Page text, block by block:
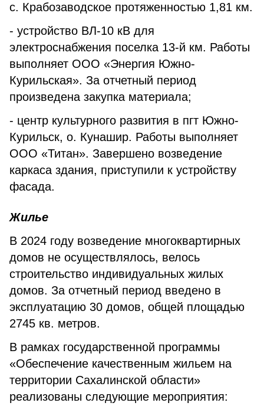
с. Крабозаводское протяженностью 1,81 км.
- устройство ВЛ-10 кВ для
электроснабжения поселка 13-й км. Работы
выполняет ООО «Энергия Южно-
Курильская». За отчетный период
произведена закупка материала;
- центр культурного развития в пгт Южно-
Курильск, о. Кунашир. Работы выполняет
ООО «Титан». Завершено возведение
каркаса здания, приступили к устройству
фасада.
Жилье
В 2024 году возведение многоквартирных
домов не осуществлялось, велось
строительство индивидуальных жилых
домов. За отчетный период введено в
эксплуатацию 30 домов, общей площадью
2745 кв. метров.
В рамках государственной программы
«Обеспечение качественным жильем на
территории Сахалинской области»
реализованы следующие мероприятия: